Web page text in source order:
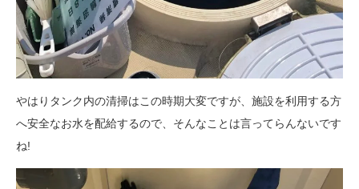
やはりタンク内の清掃はこの時期大変ですが、施設を利用する方
へ安全なお水を配給するので、そんなことは言ってらんないです
ね!